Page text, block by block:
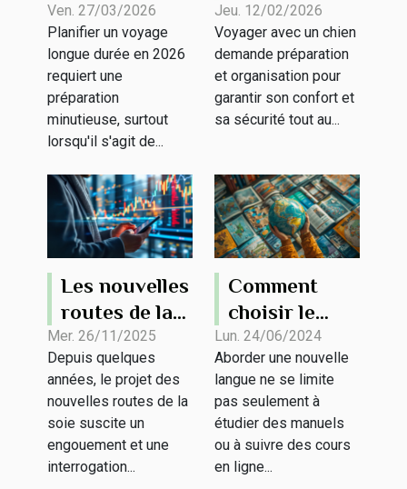
pour un
voyage
longue durée
en 2026
Ven. 27/03/2026
Planifier un voyage
longue durée en 2026
requiert une
préparation
minutieuse, surtout
lorsqu'il s'agit de...
kit de voyage
pour votre
chien ?
Jeu. 12/02/2026
Voyager avec un chien
demande préparation
et organisation pour
garantir son confort et
sa sécurité tout au...
Les nouvelles
routes de la
soie, une
analyse par
un expert sur
la Chine
Mer. 26/11/2025
Depuis quelques
années, le projet des
nouvelles routes de la
soie suscite un
engouement et une
interrogation...
Comment
choisir le
programme
de séjour
linguistique
idéal pour
vous
Lun. 24/06/2024
Aborder une nouvelle
langue ne se limite
pas seulement à
étudier des manuels
ou à suivre des cours
en ligne...